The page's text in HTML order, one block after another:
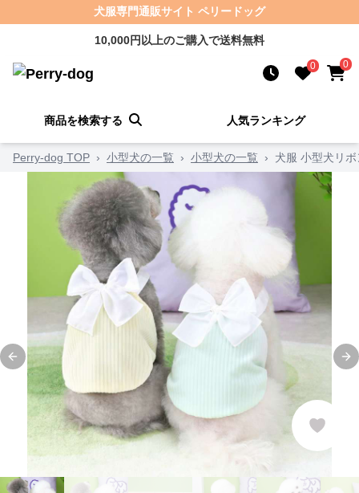
犬服専門通販サイト ペリードッグ
10,000円以上のご購入で送料無料
0 0
商品を検索する 人気ランキング
Perry-dog TOP › 小型犬の一覧 › 小型犬の一覧 › 犬服 小型犬リ
Previous slide